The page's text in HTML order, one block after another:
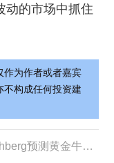
动的市场中抓住
作为作者或者嘉宾
不构成任何投资建
预测黄金牛市持续